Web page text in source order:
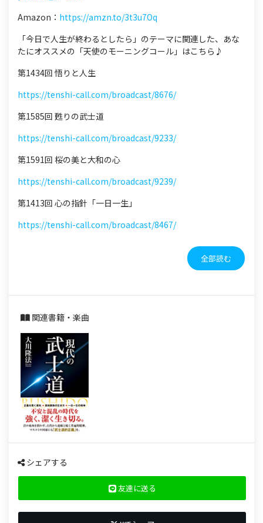
Amazon： https://amzn.to/3t3u7Oq
「今日で人生が終わるとしたら」のテーマに関連した、あな
たにオススメの「天使のモーニングコール」はこちら♪
第1434回 悟りと人生
https://tenshi-call.com/broadcast/8676/
第1585回 甦りの武士道
https://tenshi-call.com/broadcast/9233/
第1591回 桜の美と大和の心
https://tenshi-call.com/broadcast/9239/
第1413回 心の指針「一日一生」
https://tenshi-call.com/broadcast/8467/
全部読む
関連書籍・楽曲
シェアする
友達に送る